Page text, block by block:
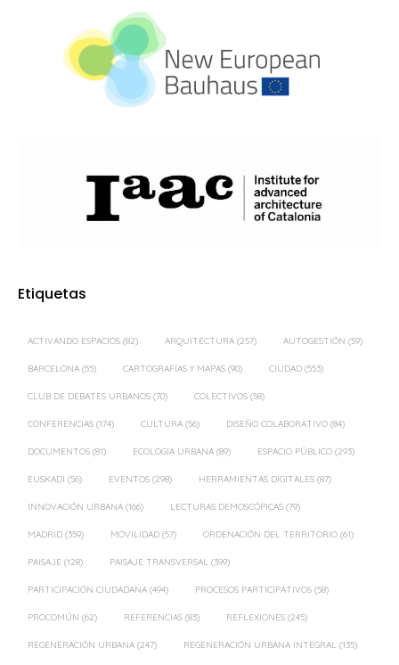
Etiquetas
ACTIVANDO ESPACIOS (82) ARQUITECTURA (257) AUTOGESTIÓN (59)
BARCELONA (55) CARTOGRAFÍAS Y MAPAS (90) CIUDAD (553)
CLUB DE DEBATES URBANOS (70) COLECTIVOS (58)
CONFERENCIAS (174) CULTURA (56) DISEÑO COLABORATIVO (84)
DOCUMENTOS (81) ECOLOGÍA URBANA (89) ESPACIO PÚBLICO (293)
EUSKADI (56) EVENTOS (298) HERRAMIENTAS DIGITALES (87)
INNOVACIÓN URBANA (166) LECTURAS DEMOSCÓPICAS (79)
MADRID (359) MOVILIDAD (57) ORDENACIÓN DEL TERRITORIO (61)
PAISAJE (128) PAISAJE TRANSVERSAL (399)
PARTICIPACIÓN CIUDADANA (494) PROCESOS PARTICIPATIVOS (58)
PROCOMÚN (62) REFERENCIAS (83) REFLEXIONES (245)
REGENERACIÓN URBANA (247) REGENERACIÓN URBANA INTEGRAL (135)